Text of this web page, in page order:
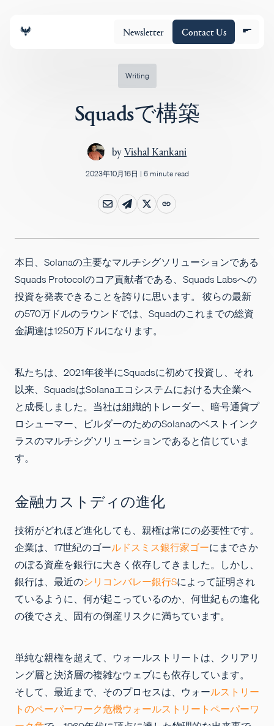
Newsletter Contact Us
ポートフォリオ
Policy
求人
Writing
Squadsで構築
byVishal Kankani
2023年10月16日 | 6 minute read
本日、Solanaの主要なマルチシグソリューションである
Squads Protocolのコア貢献者である、Squads Labsへの
投資を発表できることを誇りに思います。 彼らの最新
の570万ドルのラウンドでは、Squadのこれまでの総資
金調達は1250万ドルになります。
私たちは、2021年後半にSquadsに初めて投資し、それ
以来、SquadsはSolanaエコシステムにおける大企業へ
と成長しました。当社は組織的トレーダー、暗号通貨プ
ロシューマー、ビルダーのためのSolanaのベストインク
ラスのマルチシグソリューションであると信じていま
す。
金融カストディの進化
技術がどれほど進化しても、親権は常にの必要性です。
企業は、17世紀のゴールドスミス銀行家ゴーにまでさか
のぼる資産を銀行に大きく依存してきました。しかし、
銀行は、最近のシリコンバレー銀行Sによって証明され
ているように、何が起こっているのか、何世紀もの進化
の後でさえ、固有の倒産リスクに満ちています。
単純な親権を超えて、ウォールストリートは、クリアリ
ング層と決済層の複雑なウェブにも依存しています。
そして、最近まで、そのプロセスは、ウォールストリー
トのペーパーワーク危機ウォールストリートペーパーワ